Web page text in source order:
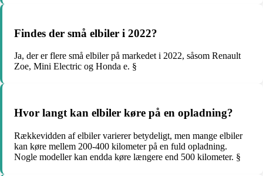
Findes der små elbiler i 2022?
Ja, der er flere små elbiler på markedet i 2022, såsom Renault
Zoe, Mini Electric og Honda e. §
Hvor langt kan elbiler køre på en opladning?
Rækkevidden af elbiler varierer betydeligt, men mange elbiler
kan køre mellem 200-400 kilometer på en fuld opladning.
Nogle modeller kan endda køre længere end 500 kilometer. §